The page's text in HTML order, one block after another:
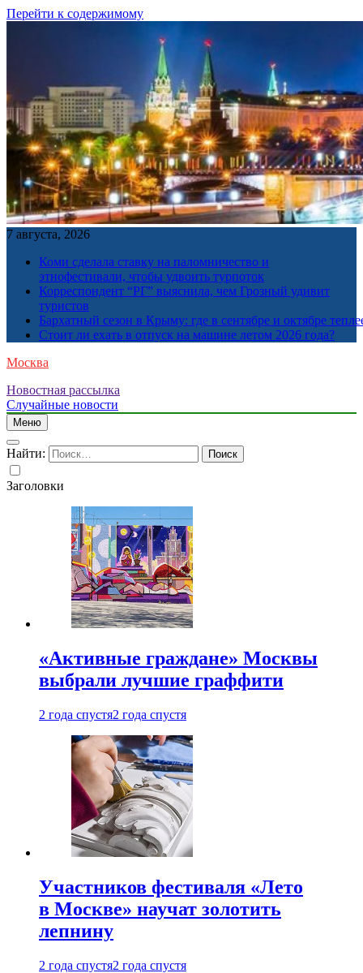
Перейти к содержимому
7 августа, 2026
Коми сделала ставку на паломничество и
этнофестивали, чтобы удвоить турпоток
Корреспондент “РГ” выяснила, чем Грозный удивит
туристов
Бархатный сезон в Крыму: где в сентябре и октябре
Стоит ли ехать в отпуск на машине летом 2026 года?
Москва
Новостная рассылка
Случайные новости
Меню
Найти:
Заголовки
«Активные граждане» Москвы
выбрали лучшие граффити
2 года спустя2 года спустя
Участников фестиваля «Лето
в Москве» научат золотить
лепнину
2 года спустя2 года спустя